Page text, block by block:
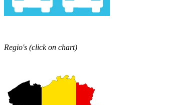
Regio's (click on chart)